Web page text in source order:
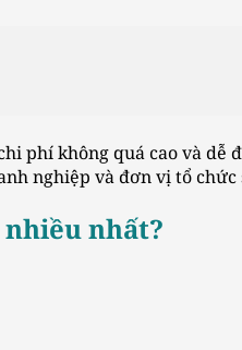
phí không quá cao và dễ
nghiệp và đơn vị tổ
nhất?